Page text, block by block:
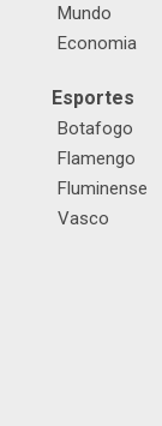
Mundo
Economia
Esportes
Botafogo
Flamengo
Fluminense
Vasco